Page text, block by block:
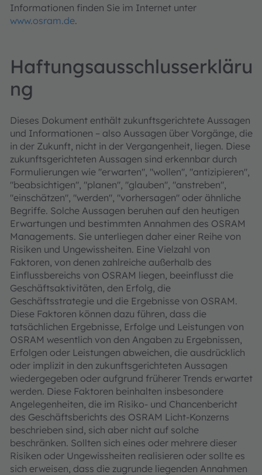
Informationen finden Sie im Internet unter
www.osram.de.
Haftungsausschlusserkläru
ng
Dieses Dokument enthält zukunftsgerichtete Aussagen
und Informationen – also Aussagen über Vorgänge, die
in der Zukunft, nicht in der Vergangenheit, liegen. Diese
zukunftsgerichteten Aussagen sind erkennbar durch
Formulierungen wie "erwarten", "wollen", "antizipieren",
"beabsichtigen", "planen", "glauben", "anstreben",
"einschätzen", "werden", "vorhersagen" oder ähnliche
Begriffe. Solche Aussagen beruhen auf den heutigen
Erwartungen und bestimmten Annahmen des OSRAM
Managements. Sie unterliegen daher einer Reihe von
Risiken und Ungewissheiten. Eine Vielzahl von
Faktoren, von denen zahlreiche außerhalb des
Einflussbereichs von OSRAM liegen, beeinflusst die
Geschäftsaktivitäten, den Erfolg, die
Geschäftsstrategie und die Ergebnisse von OSRAM.
Diese Faktoren können dazu führen, dass die
tatsächlichen Ergebnisse, Erfolge und Leistungen von
OSRAM wesentlich von den Angaben zu Ergebnissen,
Erfolgen oder Leistungen abweichen, die ausdrücklich
oder implizit in den zukunftsgerichteten Aussagen
wiedergegeben oder aufgrund früherer Trends erwartet
werden. Diese Faktoren beinhalten insbesondere
Angelegenheiten, die im Risiko- und Chancenbericht
des Geschäftsberichts des OSRAM Licht-Konzerns
beschrieben sind, sich aber nicht auf solche
beschränken. Sollten sich eines oder mehrere dieser
Risiken oder Ungewissheiten realisieren oder sollte es
sich erweisen, dass die zugrunde liegenden Annahmen